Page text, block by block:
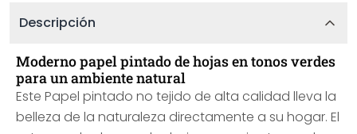
Descripción
Moderno papel pintado de hojas en tonos verdes
para un ambiente natural
Este Papel pintado no tejido de alta calidad lleva la
belleza de la naturaleza directamente a su hogar. El